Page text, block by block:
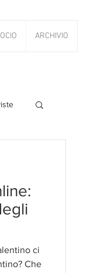
ARCHIVIO
ci
Che